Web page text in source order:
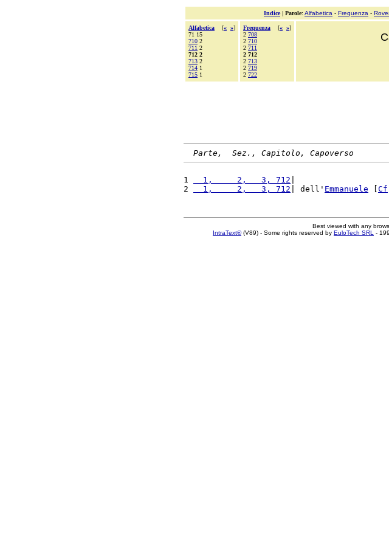
Indice| Parole: Alfabetica - Frequenza -
Alfabetica [« »]
71 15
710 2
711 2
712 2
713 2
714 1
715 1
Frequenza [« »]
2 708
2 710
2 711
2 712
2 713
2 719
2 722
Parte,  Sez., Capitolo, Capoverso
1
  1,     2,   3, 712
2
  1,     2,   3, 712
| dell' Emmanuele Cf
Best viewed with any
IntraText®(V89) - Some rights reserved by EuloTech SRL -